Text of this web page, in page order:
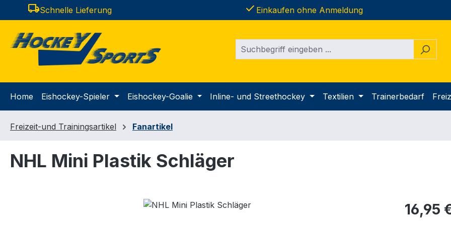
Hauptinhalt springen
Zur Suche springen
Zur Hauptnavigation springen
local_shippingSchnelle Lieferung done Einkaufen ohne Anmeldung
Home Eishockey-Spieler Eishockey-Goalie Inline- und Streethockey Textilien Trainerbedarf
Freizeit-und Trainingsartikel Fanartikel
NHL Mini Plastik Schläger
Regulärer
16,95